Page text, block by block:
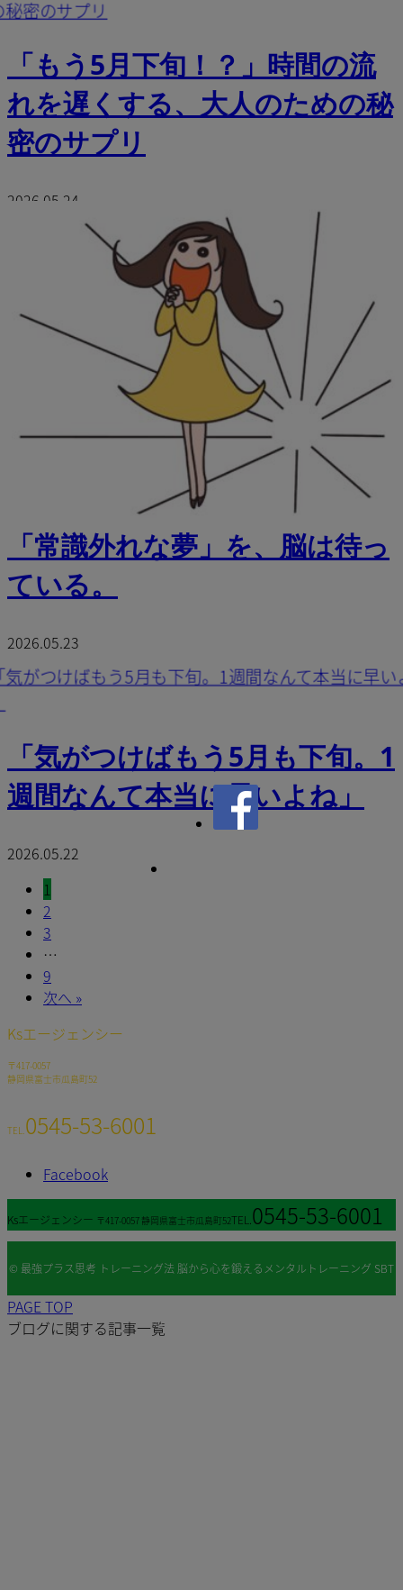
「もう5月下旬！？」時間の流
れを遅くする、大人のための秘
密のサプリ
2026.05.24
「常識外れな夢」を、脳は待っ
ている。
2026.05.23
「気がつけばもう5月も下旬。1
週間なんて本当に早いよね」
2026.05.22
1
2
3
…
9
次へ »
Ksエージェンシー
〒417-0057
静岡県富士市瓜島町52
TEL.0545-53-6001
Facebook
Ksエージェンシー 〒417-0057 静岡県富士市瓜島町52TEL. 0545-53-6001
© 最強プラス思考 トレーニング法 脳から心を鍛えるメンタルトレーニング SBT
｜ KS Agency All Rights Reserved.
PAGE TOP
ブログに関する記事一覧